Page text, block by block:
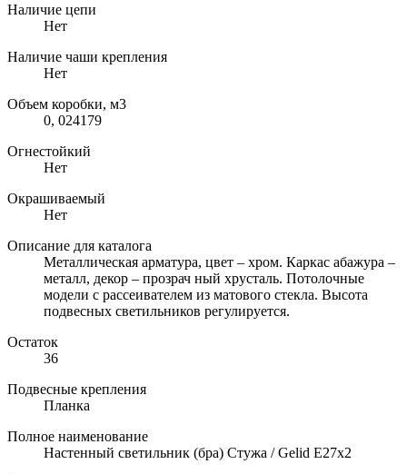
Наличие цепи
Нет
Наличие чаши крепления
Нет
Объем коробки, м3
0, 024179
Огнестойкий
Нет
Окрашиваемый
Нет
Описание для каталога
Металлическая арматура, цвет – хром. Каркас абажура –
металл, декор – прозрач ный хрусталь. Потолочные
модели с рассеивателем из матового стекла. Высота
подвесных светильников регулируется.
Остаток
36
Подвесные крепления
Планка
Полное наименование
Настенный светильник (бра) Стужа / Gelid E27х2